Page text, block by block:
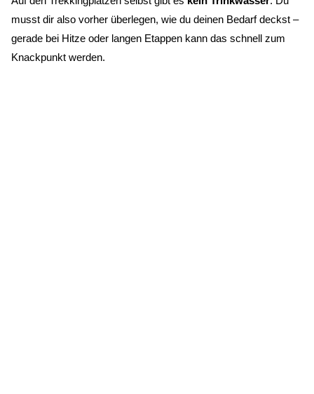
musst dir also vorher überlegen, wie du deinen Bedarf deckst –
gerade bei Hitze oder langen Etappen kann das schnell zum
Knackpunkt werden.